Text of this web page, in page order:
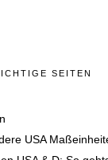
SEITEN
USA